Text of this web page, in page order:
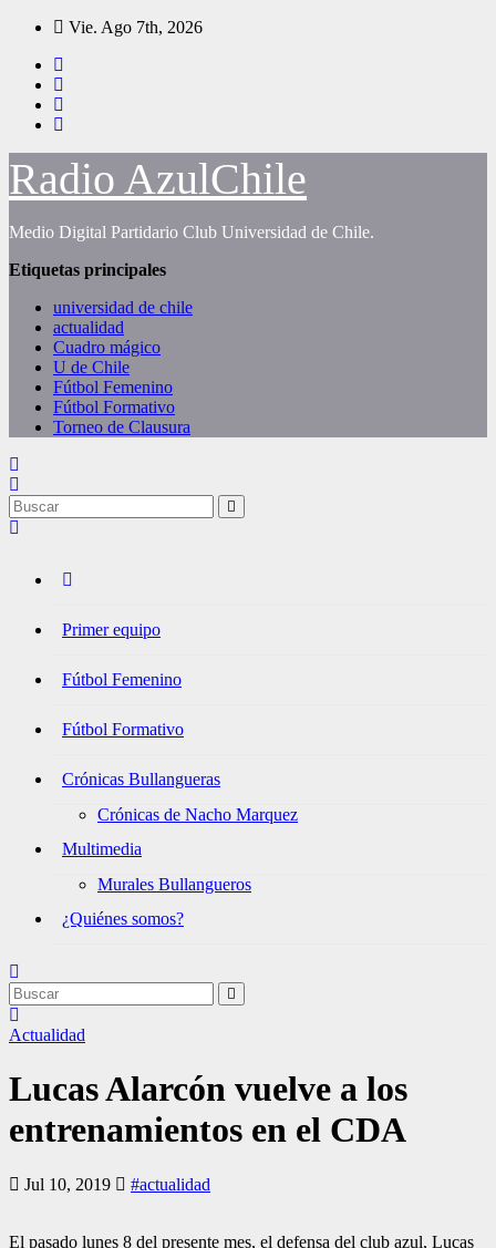
Saltar
contenido
Vie. Ago 7th, 2026
Radio AzulChile
Medio Digital Partidario Club Universidad de Chile.
Etiquetas principales
universidad de chile
actualidad
Cuadro mágico
U de Chile
Fútbol Femenino
Fútbol Formativo
Torneo de Clausura
Primer equipo
Fútbol Femenino
Fútbol Formativo
Crónicas Bullangueras
Crónicas de Nacho Marquez
Multimedia
Murales Bullangueros
¿Quiénes somos?
Actualidad
Lucas Alarcón vuelve a los
entrenamientos en el CDA
Jul 10, 2019 #actualidad
El pasado lunes 8 del presente mes, el defensa del club azul, Lucas